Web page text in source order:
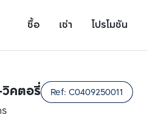
ซื้อ เช่า โปรโมชัน
คตอรี่ Ref: C0409250011